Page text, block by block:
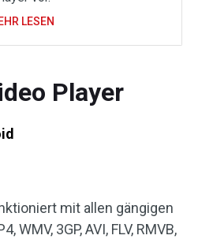
LESEN
Player
mit allen gängigen
WMV, 3GP, AVI, FLV, RMVB,